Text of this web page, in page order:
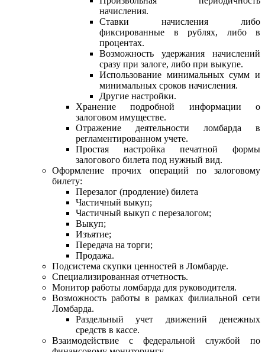
начисления.
Ставки начисления либо
фиксированные в рублях, либо в
процентах.
Возможность удержания начислений
сразу при залоге, либо при выкупе.
Использование минимальных сумм и
минимальных сроков начисления.
Другие настройки.
Хранение подробной информации о
залоговом имуществе.
Отражение деятельности ломбарда в
регламентированном учете.
Простая настройка печатной формы
залогового билета под нужный вид.
Оформление прочих операций по залоговому
билету:
Перезалог (продление) билета
Частичный выкуп;
Частичный выкуп с перезалогом;
Выкуп;
Изъятие;
Передача на торги;
Продажа.
Подсистема скупки ценностей в Ломбарде.
Специализированная отчетность.
Монитор работы ломбарда для руководителя.
Возможность работы в рамках филиальной сети
Ломбарда.
Раздельный учет движений денежных
средств в кассе.
Взаимодействие с федеральной службой по